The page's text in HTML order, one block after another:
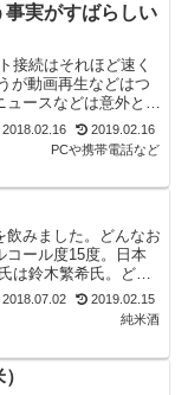
実がすばらしい
接続はそれほど速く
が動画再生などはつ
ュースなどは意外と面
2018.02.16
2019.02.16
PCや携帯電話など
飲みました。どんなお
コール度15度。日本
は鈴木繁希氏。どん
の香...
2018.07.02
2019.02.15
純米酒